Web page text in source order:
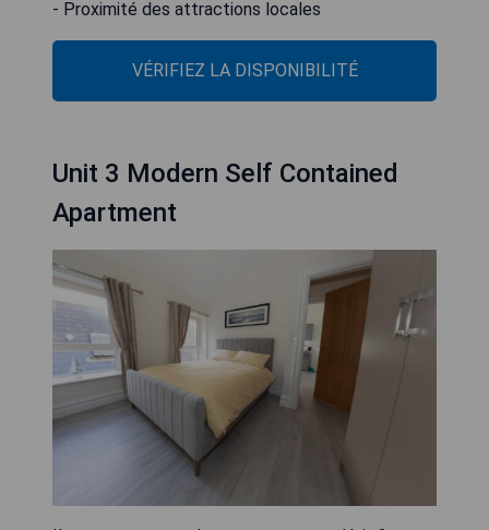
- Proximité des attractions locales
VÉRIFIEZ LA DISPONIBILITÉ
Unit 3 Modern Self Contained
Apartment